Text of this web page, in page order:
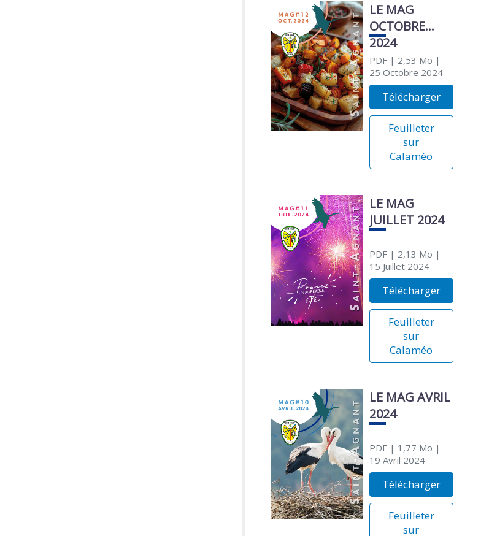
LE MAG
OCTOBRE
2024
PDF| 2,53 Mo |
25 Octobre 2024
Télécharger
Feuilleter
sur
Calaméo
LE MAG
JUILLET 2024
PDF| 2,13 Mo |
15 Juillet 2024
Télécharger
Feuilleter
sur
Calaméo
LE MAG AVRIL
2024
PDF| 1,77 Mo |
19 Avril 2024
Télécharger
Feuilleter
sur